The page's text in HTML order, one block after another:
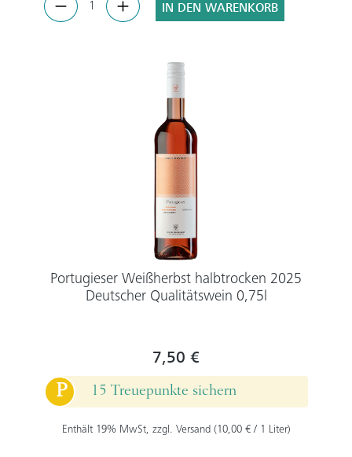
IN DEN WARENKORB
Portugieser Weißherbst halbtrocken 2025
Deutscher Qualitätswein 0,75l
7,50 €
P
15 Treuepunkte sichern
Enthält 19% MwSt, zzgl. Versand (10,00 € / 1 Liter)